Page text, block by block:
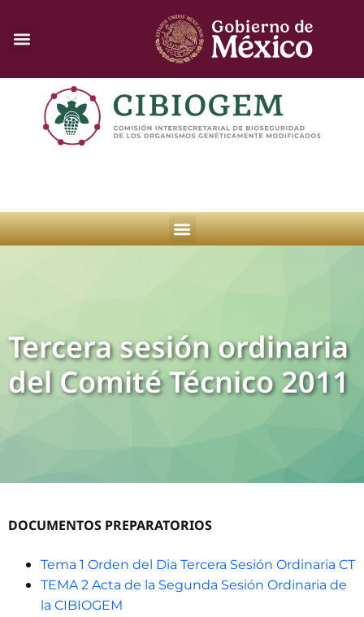
Tercera sesión ordinaria
del Comité Técnico 2011
DOCUMENTOS PREPARATORIOS
Tema 1 Orden del Dia Tercera Sesión Ordinaria CT
TEMA 2 Acta de la Segunda Sesión Ordinaria de
la CIBIOGEM